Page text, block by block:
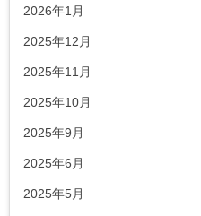
2026年1月
2025年12月
2025年11月
2025年10月
2025年9月
2025年6月
2025年5月